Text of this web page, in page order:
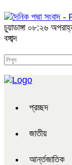
চুয়াডাঙ্গা ০৮:২৬
বঙ্গাব্দ
প্রচ্ছদ
জাতীয়
আর্ন্তজাতিক